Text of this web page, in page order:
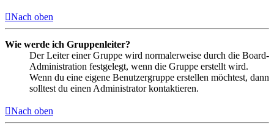
Nach oben
Wie werde ich Gruppenleiter?
Der Leiter einer Gruppe wird normalerweise durch die Board-
Administration festgelegt, wenn die Gruppe erstellt wird.
Wenn du eine eigene Benutzergruppe erstellen möchtest, dann
solltest du einen Administrator kontaktieren.
Nach oben